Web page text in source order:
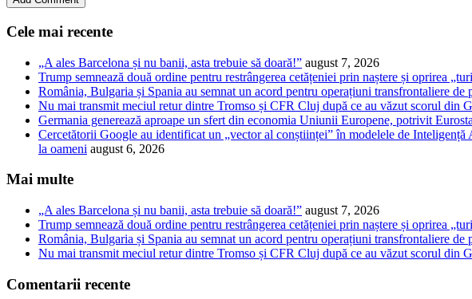
Cele mai recente
„A ales Barcelona și nu banii, asta trebuie să doară!” august 7, 2026
Trump semnează două ordine pentru restrângerea cetățeniei prin naștere și oprirea
România, Bulgaria și Spania au semnat un acord pentru operațiuni transfrontaliere
Nu mai transmit meciul retur dintre Tromso și CFR Cluj după ce au văzut scorul din
Germania generează aproape un sfert din economia Uniunii Europene, potrivit
Cercetătorii Google au identificat un „vector al conștiinței” în modelele de
la oameni august 6, 2026
Mai multe
„A ales Barcelona și nu banii, asta trebuie să doară!” august 7, 2026
Trump semnează două ordine pentru restrângerea cetățeniei prin naștere și oprirea
România, Bulgaria și Spania au semnat un acord pentru operațiuni transfrontaliere
Nu mai transmit meciul retur dintre Tromso și CFR Cluj după ce au văzut scorul din
Comentarii recente